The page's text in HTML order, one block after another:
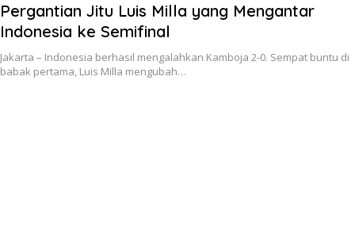
Pergantian Jitu Luis Milla yang Mengantar
Indonesia ke Semifinal
Jakarta – Indonesia berhasil mengalahkan Kamboja 2-0. Sempat buntu di
babak pertama, Luis Milla mengubah…